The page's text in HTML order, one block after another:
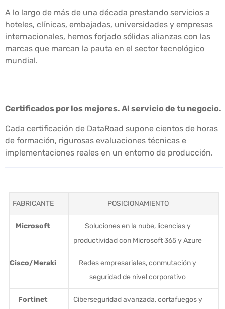
A lo largo de más de una década prestando servicios a
hoteles, clínicas, embajadas, universidades y empresas
internacionales, hemos forjado sólidas alianzas con las
marcas que marcan la pauta en el sector tecnológico
mundial.
Certificados por los mejores. Al servicio de tu negocio.
Cada certificación de DataRoad supone cientos de horas
de formación, rigurosas evaluaciones técnicas e
implementaciones reales en un entorno de producción.
FABRICANTE POSICIONAMIENTO
Microsoft
Soluciones en la nube, licencias y
productividad con Microsoft 365 y Azure
Cisco/Meraki
Redes empresariales, conmutación y
seguridad de nivel corporativo
Fortinet
Ciberseguridad avanzada, cortafuegos y